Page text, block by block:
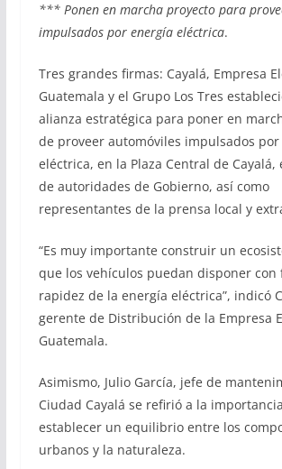
*** Ponen en marcha proyecto para
impulsados por energía eléctrica.
Tres grandes firmas: Cayalá, Empresa
Guatemala y el Grupo Los Tres
alianza estratégica para poner en
de proveer automóviles impulsados
eléctrica, en la Plaza Central de Cayalá,
de autoridades de Gobierno, así como
representantes de la prensa local y
“Es muy importante construir un
que los vehículos puedan disponer con
rapidez de la energía eléctrica”, indicó
gerente de Distribución de la Empresa
Guatemala.
Asimismo, Julio García, jefe de
Ciudad Cayalá se refirió a la
establecer un equilibrio entre los
urbanos y la naturaleza.